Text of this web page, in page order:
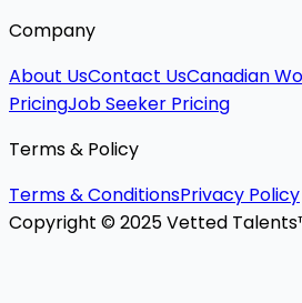
Company
About UsContact UsCanadian
PricingJob Seeker Pricing
Terms & Policy
Terms & ConditionsPrivacy Policy
Copyright © 2025 Vetted